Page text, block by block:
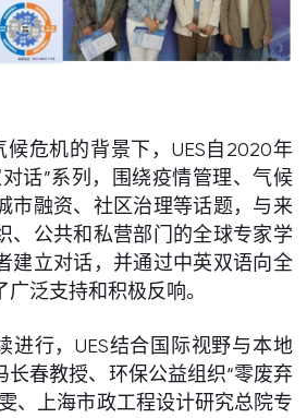
危机的背景下，UES自2020年
话”系列，围绕疫情管理、气候
市融资、社区治理等话题，与来
、公共和私营部门的全球专家学
建立对话，并通过中英双语向全
泛支持和积极反响。
进行，UES结合国际视野与本地
长春教授、环保公益组织“零废弃
、上海市政工程设计研究总院专